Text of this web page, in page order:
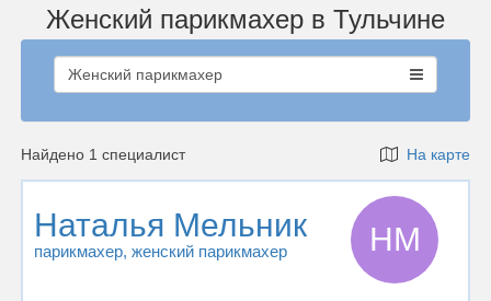
Женский парикмахер в Тульчине
Женский парикмахер
Найдено 1 специалист На карте
Наталья Мельник
парикмахер, женский парикмахер НМ